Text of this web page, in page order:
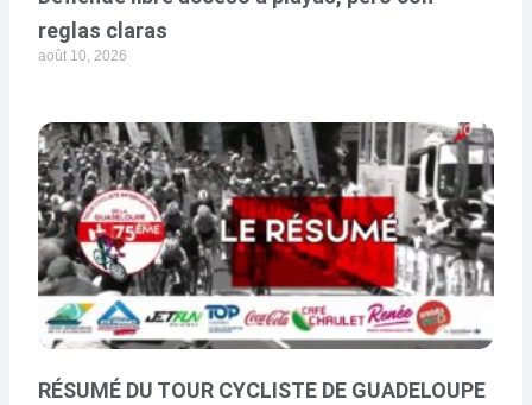
reglas claras
août 10, 2026
RÉSUMÉ DU TOUR CYCLISTE DE GUADELOUPE